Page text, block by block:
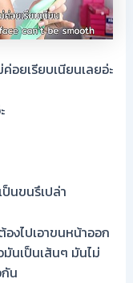
อยเรียบเนียนเลยอ่ะ
นขนรึเปล่า
องไปเอาขนหน้าออก
นเป็นเส้นๆ มันไม่
น